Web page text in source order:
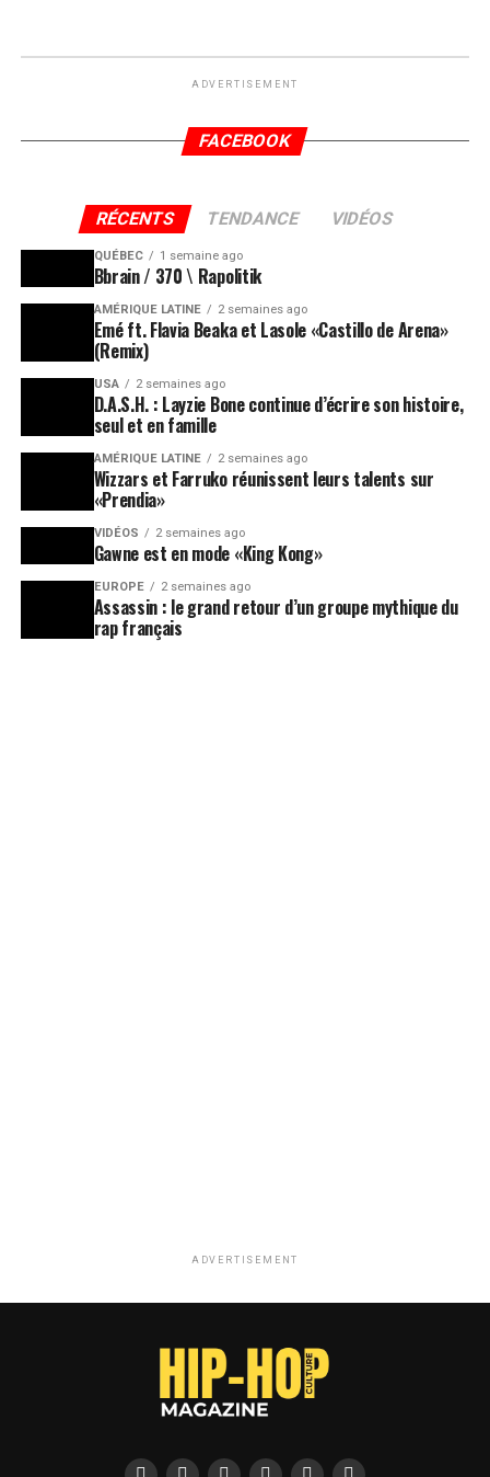
ADVERTISEMENT
FACEBOOK
RÉCENTS TENDANCE VIDÉOS
QUÉBEC 1 semaine ago
Bbrain / 370 \ Rapolitik
AMÉRIQUE LATINE 2 semaines ago
Emé ft. Flavia Beaka et Lasole «Castillo de Arena»
(Remix)
USA 2 semaines ago
D.A.S.H. : Layzie Bone continue d’écrire son histoire,
seul et en famille
AMÉRIQUE LATINE 2 semaines ago
Wizzars et Farruko réunissent leurs talents sur
«Prendia»
VIDÉOS 2 semaines ago
Gawne est en mode «King Kong»
EUROPE 2 semaines ago
Assassin : le grand retour d’un groupe mythique du
rap français
ADVERTISEMENT